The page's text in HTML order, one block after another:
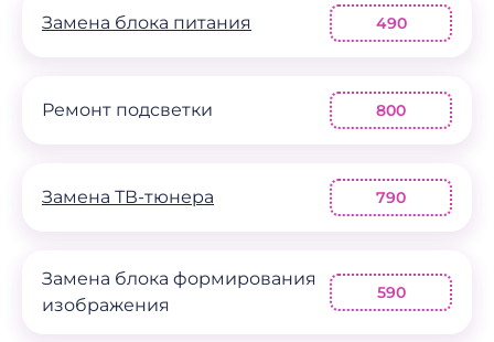
Замена блока питания 490
Ремонт подсветки 800
Замена ТВ-тюнера 790
Замена блока формирования
изображения
590